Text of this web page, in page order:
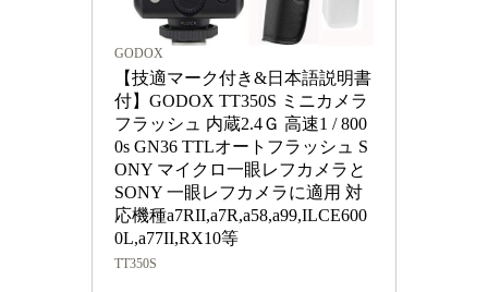
GODOX
【技適マーク付き&日本語説明書
付】GODOX TT350S ミニカメラ
フラッシュ 内蔵2.4Ｇ 高速1 / 800
0s GN36 TTLオートフラッシュ S
ONY マイクロ一眼レフカメラと
SONY 一眼レフカメラに適用 対
応機種a7RII,a7R,a58,a99,ILCE600
0L,a77II,RX10等
TT350S